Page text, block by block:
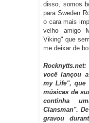
disso, somos
para Sweden
o cara mais
velho amigo
Viking" que
me deixar de
você lançou
my Life", que
músicas de
continha
Clansman".
gravou